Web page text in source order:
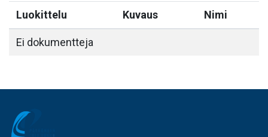
Luokittelu Kuvaus Nimi
Ei dokumentteja